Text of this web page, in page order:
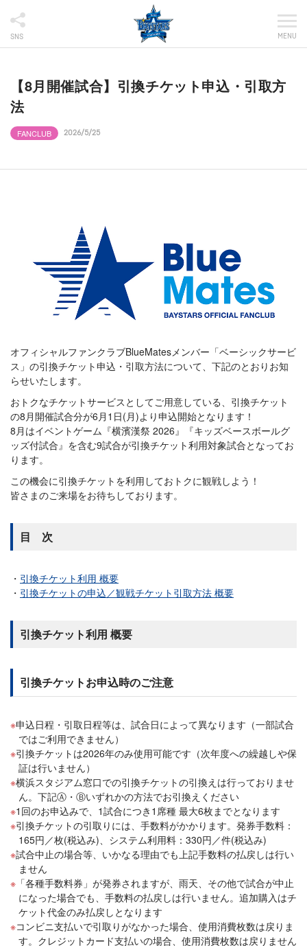
SNS MENU
【8月開催試合】引換チケット申込・引取方
法
FANCLUB 2026/5/25
オフィシャルファンクラブBlueMatesメンバー「ベーシックサービ
ス」の引換チケット申込・引取方法について、下記のとおりお知
らせいたします。
おトクなチケットサービスとしてご用意している、引換チケット
の8月開催試合分が6月1日(月)より申込開始となります！
8月はイベントゲーム『横濱漢祭 2026』『キッズベースボールグ
ッズ付試合』を含む9試合が引換チケット利用対象試合となってお
ります。
この機会に引換チケットを利用しておトクに観戦しよう！
皆さまのご来場をお待ちしております。
目 次
引換チケット利用 概要
引換チケットの申込／観戦チケット引取方法 概要
引換チケット利用 概要
引換チケットお申込時のご注意
申込日程・引取日程等は、試合日によって異なります（一部試合
ではご利用できません）
引換チケットは2026年のみ使用可能です（次年度への繰越しや保
証は行いません）
横浜スタジアム窓口での引換チケットの引換えは行っておりませ
ん。下記Ⓐ・Ⓑいずれかの方法でお引換えください
1回のお申込みで、1試合につき1席種 最大6枚までとなります
引換チケットの引取りには、手数料がかかります。発券手数料：
165円／枚(税込み)、システム利用料：330円／件(税込み)
試合中止の場合等、いかなる理由でも上記手数料の払戻しは行い
ません
「各種手数料券」が発券されますが、雨天、その他で試合が中止
になった場合でも、手数料の払戻しは行いません。追加購入はチ
ケット代金のみ払戻しとなります
コンビニ支払いで引取りがなかった場合、使用消費枚数は戻りま
す。クレジットカード支払いの場合、使用消費枚数は戻りません